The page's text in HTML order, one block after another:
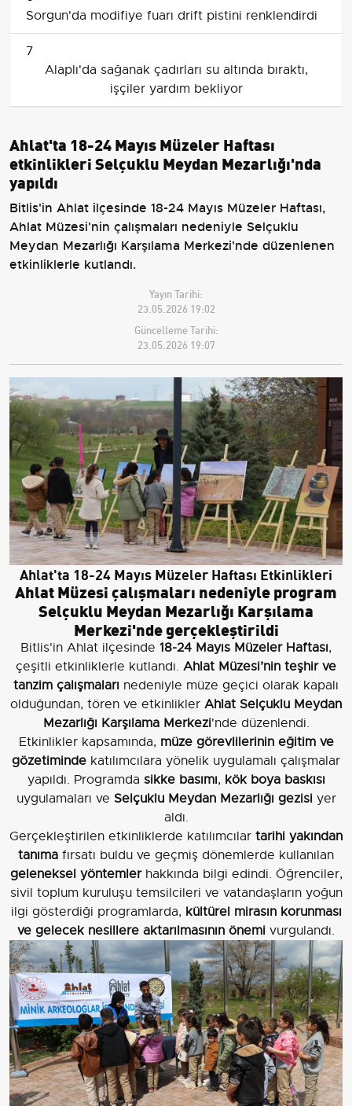
Sorgun'da modifiye fuarı drift pistini renklendirdi
7
Alaplı'da sağanak çadırları su altında bıraktı,
işçiler yardım bekliyor
Ahlat'ta 18-24 Mayıs Müzeler Haftası
etkinlikleri Selçuklu Meydan Mezarlığı'nda
yapıldı
Bitlis'in Ahlat ilçesinde 18-24 Mayıs Müzeler Haftası,
Ahlat Müzesi'nin çalışmaları nedeniyle Selçuklu
Meydan Mezarlığı Karşılama Merkezi'nde düzenlenen
etkinliklerle kutlandı.
Yayın Tarihi:
23.05.2026 19:02
Güncelleme Tarihi:
23.05.2026 19:07
Ahlat'ta 18-24 Mayıs Müzeler Haftası Etkinlikleri
Ahlat Müzesi çalışmaları nedeniyle program
Selçuklu Meydan Mezarlığı Karşılama
Merkezi'nde gerçekleştirildi
Bitlis'in Ahlat ilçesinde 18-24 Mayıs Müzeler Haftası,
çeşitli etkinliklerle kutlandı. Ahlat Müzesi’nin teşhir ve
tanzim çalışmaları nedeniyle müze geçici olarak kapalı
olduğundan, tören ve etkinlikler Ahlat Selçuklu Meydan
Mezarlığı Karşılama Merkezi'nde düzenlendi.
Etkinlikler kapsamında, müze görevlilerinin eğitim ve
gözetiminde katılımcılara yönelik uygulamalı çalışmalar
yapıldı. Programda sikke basımı, kök boya baskısı
uygulamaları ve Selçuklu Meydan Mezarlığı gezisiyer
aldı.
Gerçekleştirilen etkinliklerde katılımcılar tarihi yakından
tanıma fırsatı buldu ve geçmiş dönemlerde kullanılan
geleneksel yöntemlerhakkında bilgi edindi. Öğrenciler,
sivil toplum kuruluşu temsilcileri ve vatandaşların yoğun
ilgi gösterdiği programlarda, kültürel mirasın korunması
ve gelecek nesillere aktarılmasının önemi vurgulandı.